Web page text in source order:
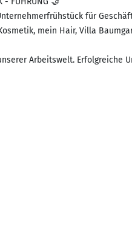
für
mein Hair, Villa
Arbeitswelt. Erfolgreiche